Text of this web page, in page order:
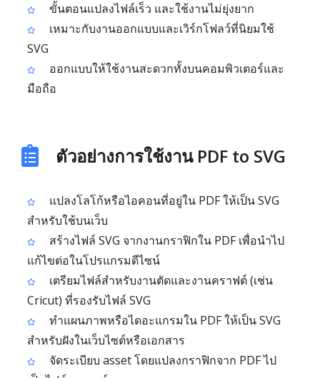
ขั้นตอนแปลงไฟล์เร็ว และใช้งานไม่ยุ่งยาก
เหมาะกับงานออกแบบและเวิร์กโฟลว์ที่นิยมใช้
SVG
ออกแบบให้ใช้งานสะดวกทั้งบนคอมพิวเตอร์และ
มือถือ
ตัวอย่างการใช้งาน PDF to SVG
แปลงโลโก้หรือไอคอนที่อยู่ใน PDF ให้เป็น SVG
สำหรับใช้บนเว็บ
สร้างไฟล์ SVG จากงานกราฟิกใน PDF เพื่อนำไป
แก้ไขต่อในโปรแกรมดีไซน์
เตรียมไฟล์สำหรับงานตัดและงานคราฟต์ (เช่น
Cricut) ที่รองรับไฟล์ SVG
ทำแผนภาพหรือไดอะแกรมใน PDF ให้เป็น SVG
สำหรับฝังในเว็บไซต์หรือเอกสาร
จัดระเบียบ asset โดยแปลงกราฟิกจาก PDF ไป